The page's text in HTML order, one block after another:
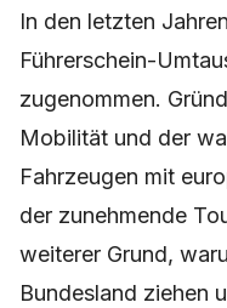
In den letzten
Führerschein-
zugenommen.
Mobilität und der
Fahrzeugen mit
der zunehmende
weiterer Grund,
Bundesland ziehen